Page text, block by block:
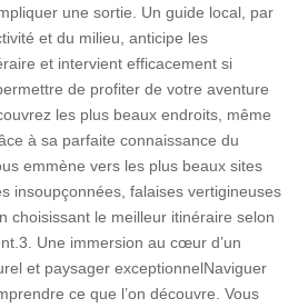
une sortie. Un guide local, par
et du milieu, anticipe les
et intervient efficacement si
de profiter de votre aventure
les plus beaux endroits, même
à sa parfaite connaissance du
emmène vers les plus beaux sites
insoupçonnées, falaises vertigineuses
choisissant le meilleur itinéraire selon
Une immersion au cœur d’un
et paysager exceptionnelNaviguer
ce que l’on découvre. Vous